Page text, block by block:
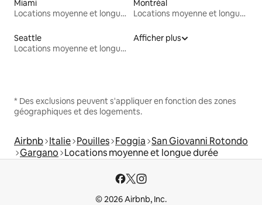
Miami
Locations moyenne et longue durée
Montréal
Locations moyenne et longue durée
Seattle
Locations moyenne et longue durée
Afficher plus
* Des exclusions peuvent s'appliquer en fonction des zones
géographiques et des logements.
Airbnb Italie Pouilles Foggia San Giovanni Rotondo
Gargano Locations moyenne et longue durée
© 2026 Airbnb, Inc.